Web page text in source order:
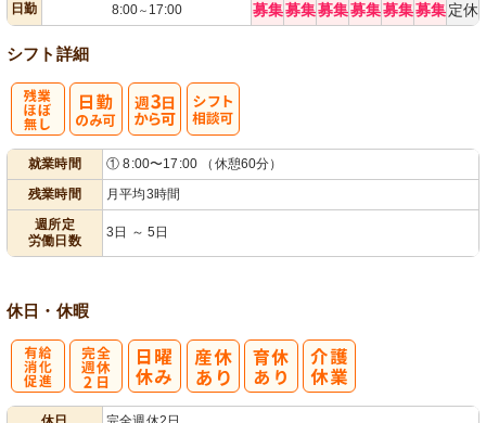
日勤
8:00～ 17:00 募集募集募集募集募集募集 定休
シフト詳細
就業時間
① 8:00〜17:00 （休憩60分）
残業時間
月平均3時間
週所定
労働日数
3日 ～ 5日
休日・休暇